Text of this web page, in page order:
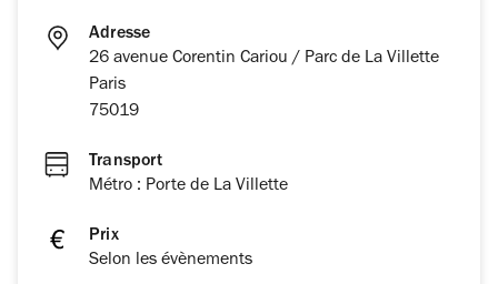
Adresse
26 avenue Corentin Cariou / Parc de La Villette
Paris
75019
Transport
Métro : Porte de La Villette
Prix
Selon les évènements